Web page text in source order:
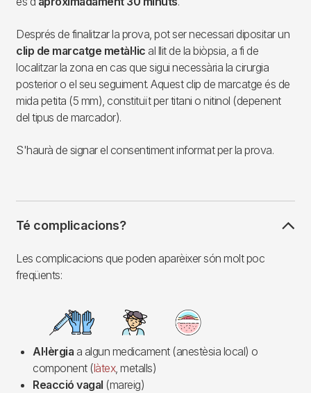
Després de finalitzar la prova, pot ser necessari dipositar un
clip de marcatge metàl·lic al llit de la biòpsia, a fi de
localitzar la zona en cas que sigui necessària la cirurgia
posterior o el seu seguiment. Aquest clip de marcatge és de
mida petita (5 mm), constituït per titani o nitinol (depenent
del tipus de marcador).
S'haurà de signar el consentiment informat per la prova.
Té complicacions?
Les complicacions que poden aparèixer són molt poc
freqüents:
Al·lèrgia a algun medicament (anestèsia local) o
component (làtex, metalls)
Reacció vagal (mareig)